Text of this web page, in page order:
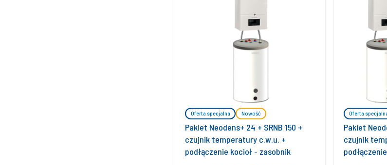
Oferta specjalna Nowość
Pakiet Neodens+ 24 + SRNB 150 +
czujnik temperatury c.w.u. +
podłączenie kocioł - zasobnik
Oferta
Pakiet
czujnik